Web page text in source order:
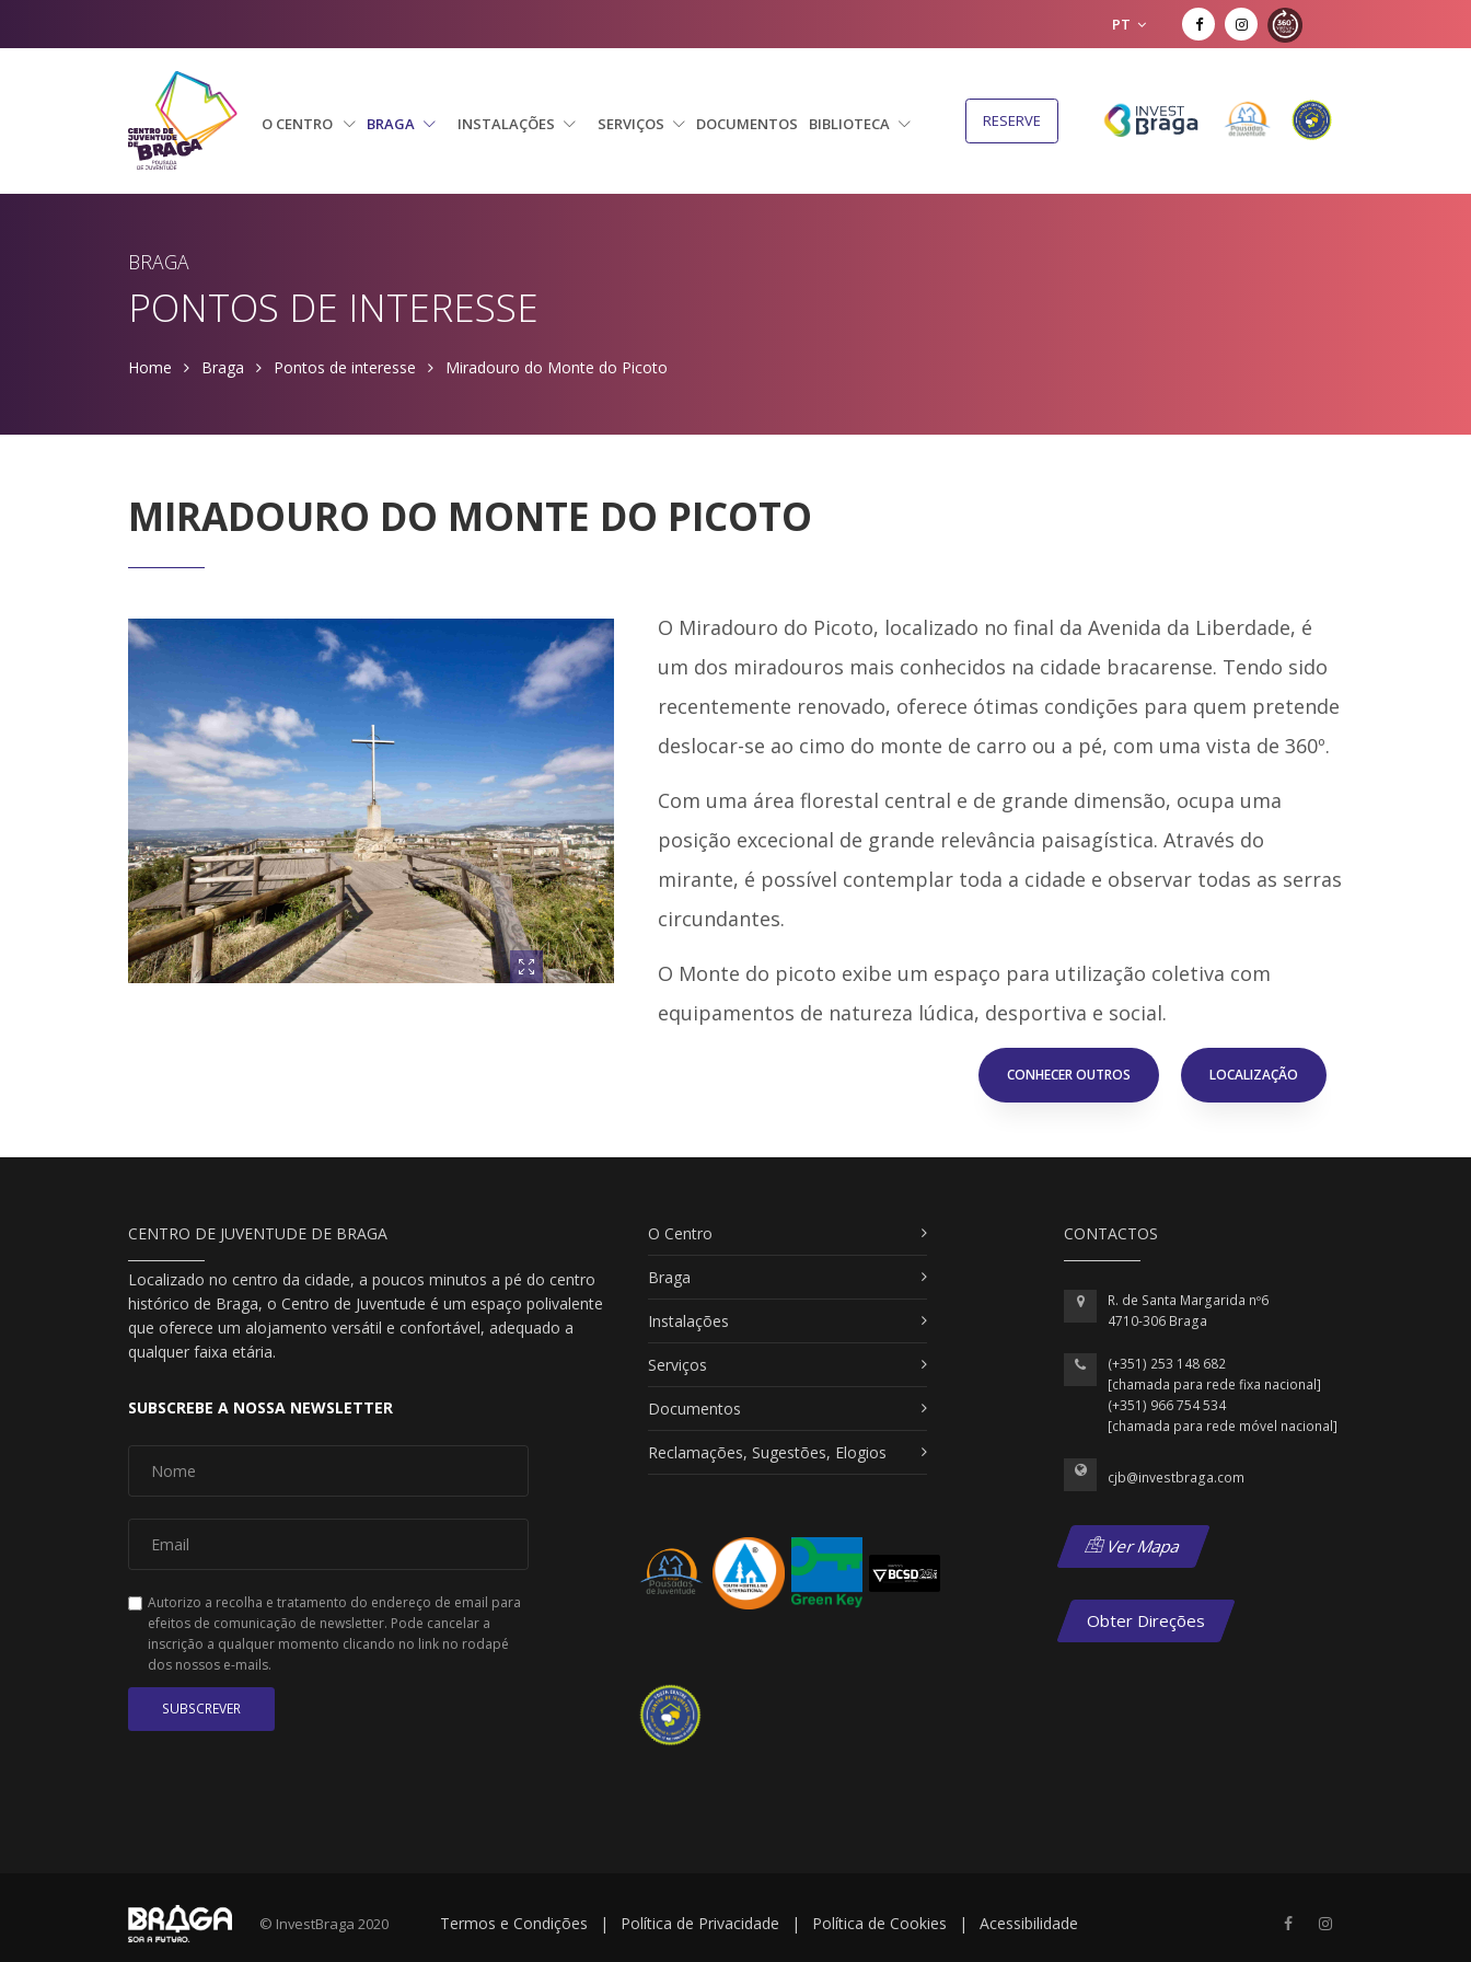
PT
O CENTRO BRAGA INSTALAÇÕES SERVIÇOS DOCUMENTOS BIBLIOTECA RESERVE
BRAGA
PONTOS DE INTERESSE
Home Braga Pontos de interesse Miradouro do Monte do Picoto
MIRADOURO DO MONTE DO PICOTO
O Miradouro do Picoto, localizado no final da Avenida da Liberdade, é
um dos miradouros mais conhecidos na cidade bracarense. Tendo sido
recentemente renovado, oferece ótimas condições para quem pretende
deslocar-se ao cimo do monte de carro ou a pé, com uma vista de 360º.
Com uma área florestal central e de grande dimensão, ocupa uma
posição excecional de grande relevância paisagística. Através do
mirante, é possível contemplar toda a cidade e observar todas as serras
circundantes.
O Monte do picoto exibe um espaço para utilização coletiva com
equipamentos de natureza lúdica, desportiva e social.
CONHECER OUTROS LOCALIZAÇÃO
CENTRO DE JUVENTUDE DE BRAGA
Localizado no centro da cidade, a poucos minutos a pé do centro
histórico de Braga, o Centro de Juventude é um espaço polivalente
que oferece um alojamento versátil e confortável, adequado a
qualquer faixa etária.
SUBSCREBE A NOSSA NEWSLETTER
Autorizo a recolha e tratamento do endereço de email para
efeitos de comunicação de newsletter. Pode cancelar a
inscrição a qualquer momento clicando no link no rodapé
dos nossos e-mails.
SUBSCREVER
O Centro
Braga
Instalações
Serviços
Documentos
Reclamações, Sugestões, Elogios
CONTACTOS
R. de Santa Margarida nº6
4710-306 Braga
(+351) 253 148 682
[chamada para rede fixa nacional]
(+351) 966 754 534
[chamada para rede móvel nacional]
cjb@investbraga.com
Ver Mapa
Obter Direções
© InvestBraga 2020 Termos e Condições | Política de Privacidade | Política de Cookies | Acessibilidade